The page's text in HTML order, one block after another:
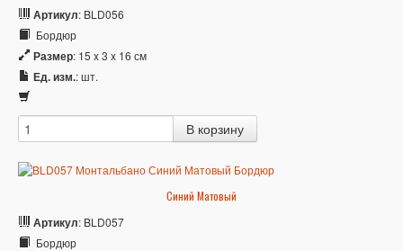
Артикул: BLD056
Бордюр
Размер: 15 x 3 x 16 см
Ед. изм.: шт.
Синий Матовый
Артикул: BLD057
Бордюр